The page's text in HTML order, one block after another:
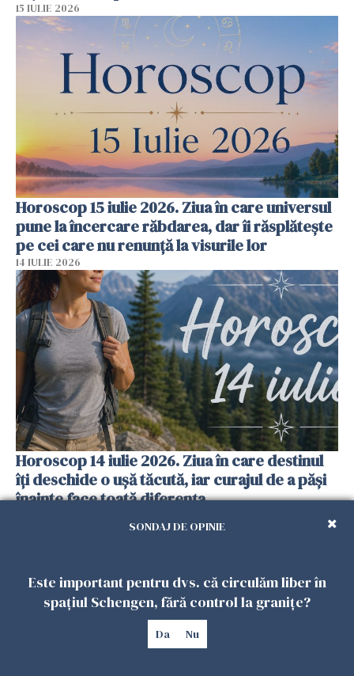
15 IULIE 2026
Horoscop 15 iulie 2026. Ziua în care universul
pune la încercare răbdarea, dar îi răsplătește
pe cei care nu renunță la visurile lor
14 IULIE 2026
Horoscop 14 iulie 2026. Ziua în care destinul
îți deschide o ușă tăcută, iar curajul de a păși
înainte face toată diferența
SONDAJ DE OPINIE
Este important pentru dvs. că circulăm liber în
spațiul Schengen, fără control la granițe?
Da Nu